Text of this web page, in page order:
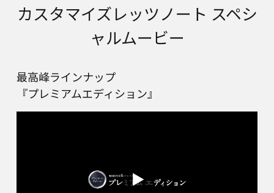
カスタマイズレッツノート スペシ
ャルムービー
最高峰ラインナップ
『プレミアムエディション』